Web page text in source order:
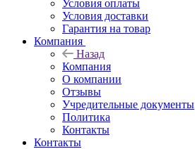
Условия оплаты
Условия доставки
Гарантия на товар
Компания
Назад
Компания
О компании
Отзывы
Учредительные документы
Политика
Контакты
Контакты